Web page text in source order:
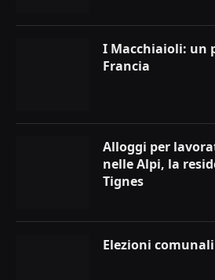
I Macchiaioli: un
Francia
Alloggi per
nelle Alpi, la
Tignes
Elezioni